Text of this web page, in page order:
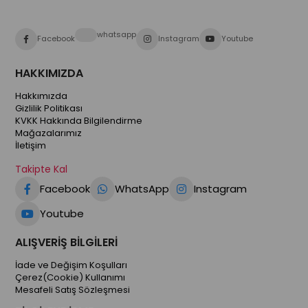
Facebook whatsapp Instagram Youtube
HAKKIMIZDA
Hakkımızda
Gizlilik Politikası
KVKK Hakkında Bilgilendirme
Mağazalarımız
İletişim
Takipte Kal
Facebook WhatsApp
Instagram
Youtube
ALIŞVERİŞ BİLGİLERİ
İade ve Değişim Koşulları
Çerez(Cookie) Kullanımı
Mesafeli Satış Sözleşmesi